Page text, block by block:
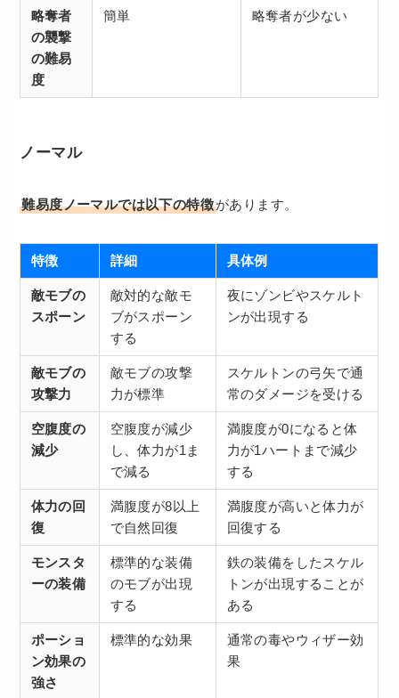
略奪者
の襲撃
の難易
度
簡単 略奪者が少ない
ノーマル
難易度ノーマルでは以下の特徴があります。
特徴 詳細 具体例
敵モブの
スポーン
敵対的な敵モ
ブがスポーン
する
夜にゾンビやスケルト
ンが出現する
敵モブの
攻撃力
敵モブの攻撃
力が標準
スケルトンの弓矢で通
常のダメージを受ける
空腹度の
減少
空腹度が減少
し、体力が1ま
で減る
満腹度が0になると体
力が1ハートまで減少
する
体力の回
復
満腹度が8以上
で自然回復
満腹度が高いと体力が
回復する
モンスタ
ーの装備
標準的な装備
のモブが出現
する
鉄の装備をしたスケル
トンが出現することが
ある
ポーショ
ン効果の
強さ
標準的な効果
通常の毒やウィザー効
果